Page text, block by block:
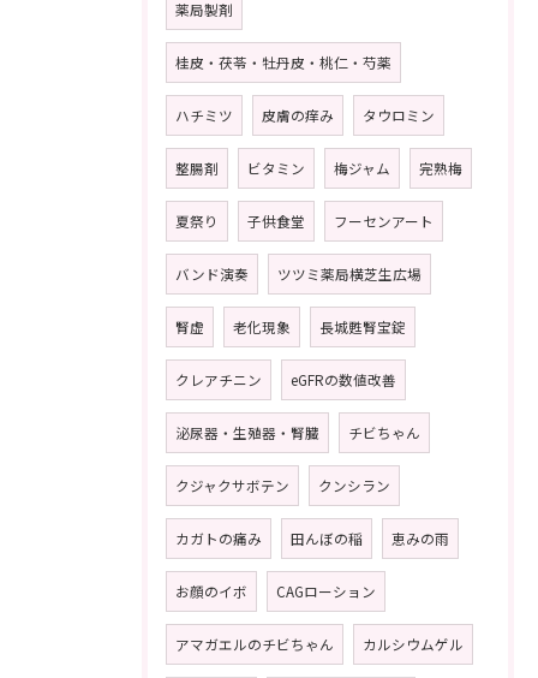
薬局製剤
桂皮・茯苓・牡丹皮・桃仁・芍薬
ハチミツ 皮膚の痒み タウロミン
整腸剤 ビタミン 梅ジャム 完熟梅
夏祭り 子供食堂 フーセンアート
バンド演奏 ツツミ薬局横芝生広場
腎虚 老化現象 長城甦腎宝錠
クレアチニン eGFRの数値改善
泌尿器・生殖器・腎臓 チビちゃん
クジャクサボテン クンシラン
カガトの痛み 田んぼの稲 恵みの雨
お顔のイボ CAGローション
アマガエルのチビちゃん カルシウムゲル